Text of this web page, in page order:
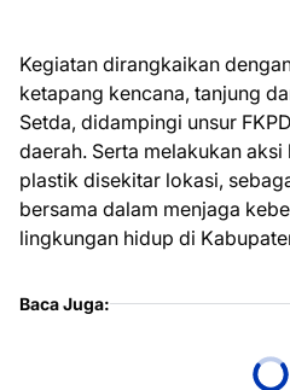
Kegiatan dirangkaikan
ketapang kencana, tanjung
Setda, didampingi unsur
daerah. Serta melakukan
plastik disekitar lokasi,
bersama dalam menjaga
lingkungan hidup di
Baca Juga: